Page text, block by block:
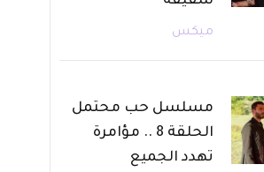
ميكس
مسلسل حب محتمل
الحلقة 8 .. مؤامرة
تهدد الجميع